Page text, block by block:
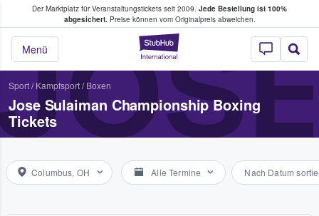
Der Marktplatz für Veranstaltungstickets seit 2009. Jede Bestellung ist 100%
abgesichert.Preise können vom Originalpreis abweichen.
StubHub - Wo
Menü
Tickets kaufen & verkaufen
Sport/ Kampfsport/ Boxen
Jose Sulaiman Championship Boxing
Tickets
Columbus, OH Alle Termine Nach Datum